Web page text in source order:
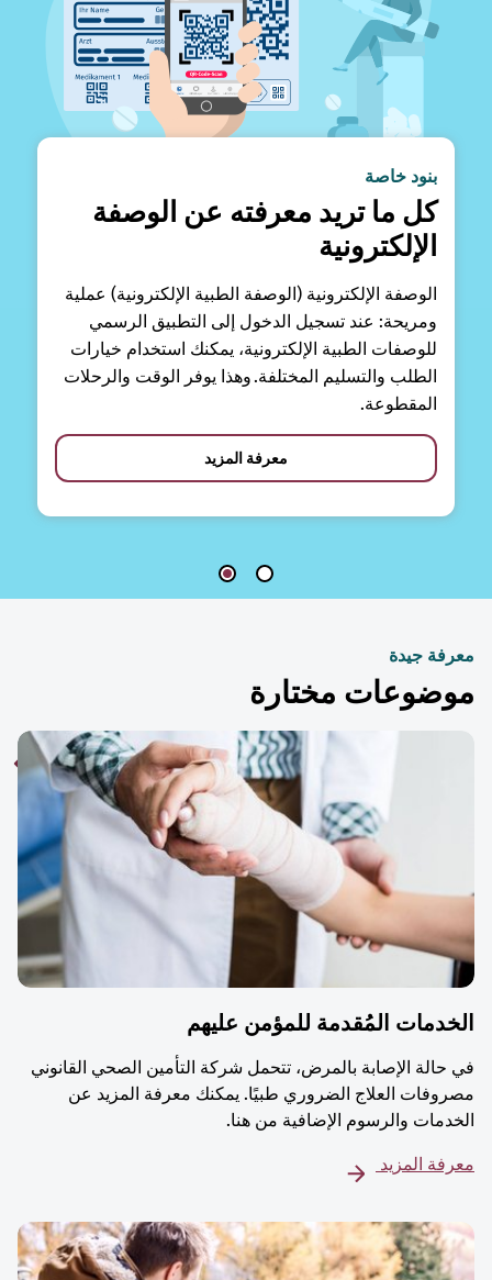
بنود خاصة
كل ما تريد معرفته عن الوصفة
الإلكترونية
الوصفة الإلكترونية (الوصفة الطبية الإلكترونية) عملية
ومريحة: عند تسجيل الدخول إلى التطبيق الرسمي
للوصفات الطبية الإلكترونية، يمكنك استخدام خيارات
الطلب والتسليم المختلفة. وهذا يوفر الوقت والرحلات
المقطوعة.
معرفة المزيد
جيدة
مختارة
المُقدمة للمؤمن عليهم
الإصابة بالمرض، تتحمل شركة التأمين الصحي القانوني
العلاج الضروري طبيًا. يمكنك معرفة المزيد عن
والرسوم الإضافية من هنا.
المزيد